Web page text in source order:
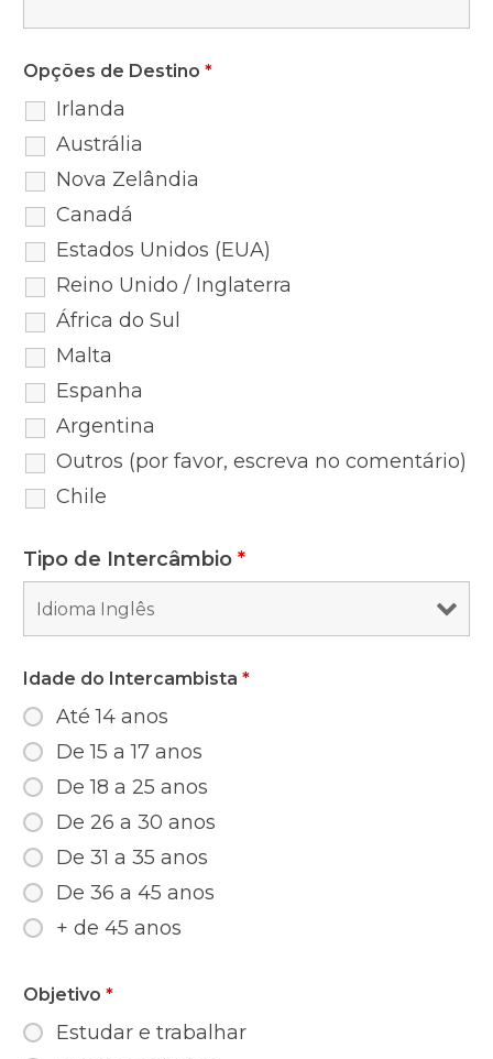
Opções de Destino *
Irlanda
Austrália
Nova Zelândia
Canadá
Estados Unidos (EUA)
Reino Unido / Inglaterra
África do Sul
Malta
Espanha
Argentina
Outros (por favor, escreva no comentário)
Chile
Tipo de Intercâmbio *
Idade do Intercambista *
Até 14 anos
De 15 a 17 anos
De 18 a 25 anos
De 26 a 30 anos
De 31 a 35 anos
De 36 a 45 anos
+ de 45 anos
Objetivo *
Estudar e trabalhar